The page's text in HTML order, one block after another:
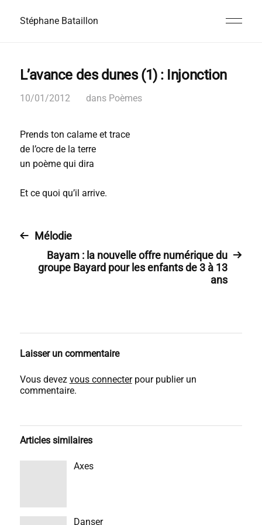
Stéphane Bataillon
L’avance des dunes (1) : Injonction
10/01/2012 dans Poèmes
Prends ton calame et trace
de l’ocre de la terre
un poème qui dira
Et ce quoi qu’il arrive.
Mélodie
Bayam : la nouvelle offre numérique du
groupe Bayard pour les enfants de 3 à 13
ans
Laisser un commentaire
Vous devez vous connecterpour publier un
commentaire.
Articles similaires
Axes
Danser